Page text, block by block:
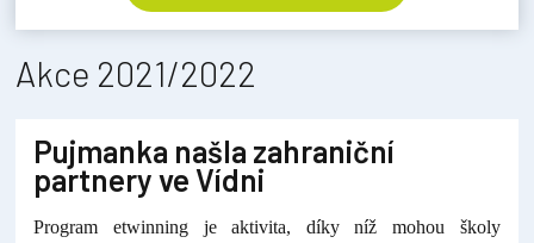
Akce 2021/2022
Pujmanka našla zahraniční
partnery ve Vídni
Program etwinning je aktivita, díky níž mohou školy